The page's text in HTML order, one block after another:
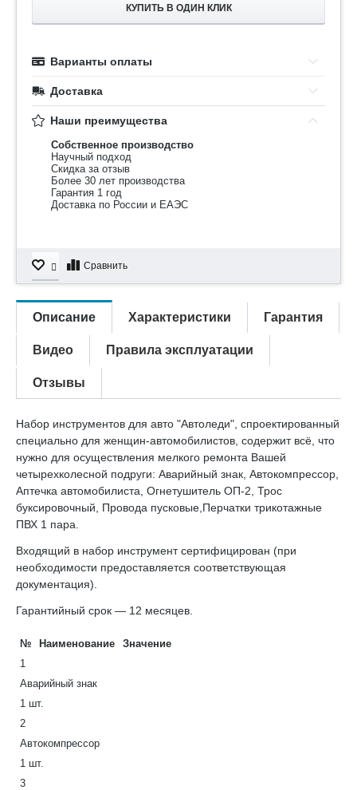
КУПИТЬ В ОДИН КЛИК
Варианты оплаты
Доставка
Наши преимущества
Собственное производство
Научный подход
Скидка за отзыв
Более 30 лет производства
Гарантия 1 год
Доставка по России и ЕАЭС
Сравнить
Описание Характеристики Гарантия
Видео Правила эксплуатации
Отзывы
Набор инструментов для авто "Автоледи", спроектированный
специально для женщин-автомобилистов, содержит всё, что
нужно для осуществления мелкого ремонта Вашей
четырехколесной подруги: Аварийный знак, Автокомпрессор,
Аптечка автомобилиста, Огнетушитель ОП-2, Трос
буксировочный, Провода пусковые,Перчатки трикотажные
ПВХ 1 пара.
Входящий в набор инструмент сертифицирован (при
необходимости предоставляется соответствующая
документация).
Гарантийный срок — 12 месяцев.
№ Наименование
Значение
1
Аварийный знак
1 шт.
2
Автокомпрессор
1 шт.
3